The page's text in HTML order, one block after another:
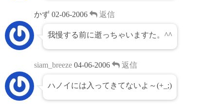
かず 02-06-2006 返信
我慢する前に逝っちゃいますた。^^
siam_breeze 04-06-2006 返信
ハノイには入ってきてないよ～(+_;)